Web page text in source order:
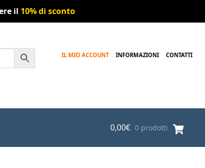
il 10% di sconto
IL MIO ACCOUNT INFORMAZIONI CONTATTI
0,00€ 0 prodotti